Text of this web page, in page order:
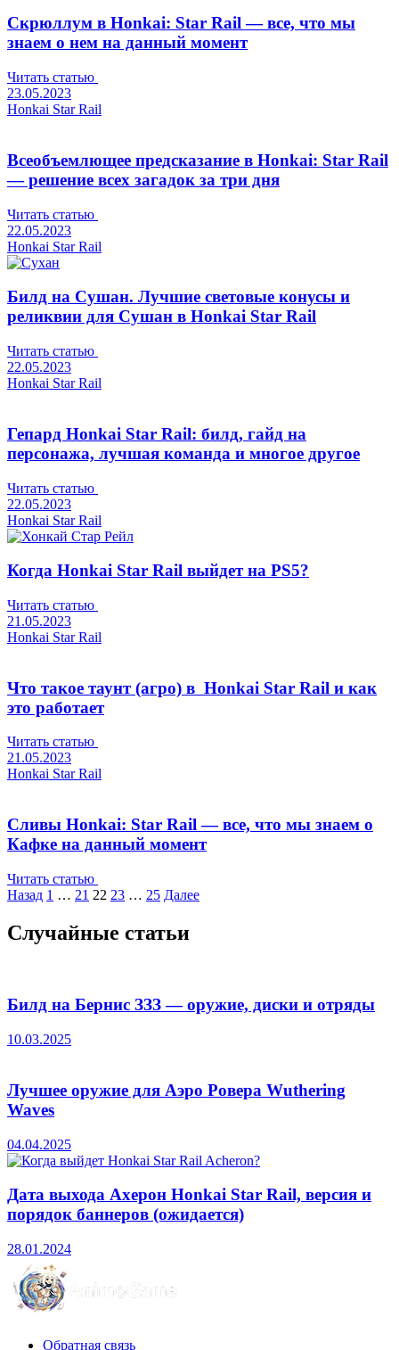
Скрюллум в Honkai: Star Rail — все, что мы
знаем о нем на данный момент
Читать статью
23.05.2023
Honkai Star Rail
Всеобъемлющее предсказание в Honkai: Star Rail
— решение всех загадок за три дня
Читать статью
22.05.2023
Honkai Star Rail
Билд на Сушан. Лучшие световые конусы и
реликвии для Сушан в Honkai Star Rail
Читать статью
22.05.2023
Honkai Star Rail
Гепард Honkai Star Rail: билд, гайд на
персонажа, лучшая команда и многое другое
Читать статью
22.05.2023
Honkai Star Rail
Когда Honkai Star Rail выйдет на PS5?
Читать статью
21.05.2023
Honkai Star Rail
Что такое таунт (агро) в Honkai Star Rail и как
это работает
Читать статью
21.05.2023
Honkai Star Rail
Сливы Honkai: Star Rail — все, что мы знаем о
Кафке на данный момент
Читать статью
Пагинация
записей
Назад 1 … 21 22 23 … 25 Далее
Случайные статьи
Билд на Бернис ЗЗЗ — оружие, диски и отряды
10.03.2025
Лучшее оружие для Аэро Ровера Wuthering
Waves
04.04.2025
Дата выхода Ахерон Honkai Star Rail, версия и
порядок баннеров (ожидается)
28.01.2024
Обратная связь